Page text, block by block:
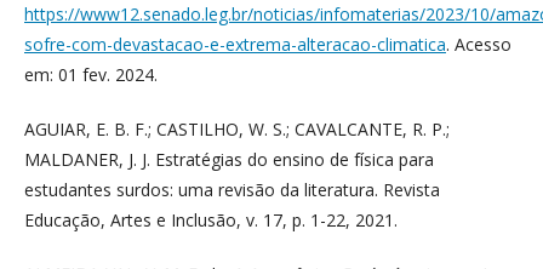
https://www12.senado.leg.br/noticias/infomaterias/2023/10/
sofre-com-devastacao-e-extrema-alteracao-climatica. Acesso
em: 01 fev. 2024.
AGUIAR, E. B. F.; CASTILHO, W. S.; CAVALCANTE, R. P.;
MALDANER, J. J. Estratégias do ensino de física para
estudantes surdos: uma revisão da literatura. Revista
Educação, Artes e Inclusão, v. 17, p. 1-22, 2021.